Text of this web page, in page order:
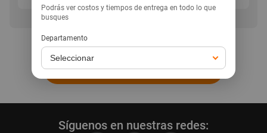
Ir a la home
Síguenos en nuestras redes:
Podrás ver costos y tiempos de entrega en todo lo que
busques
Departamento